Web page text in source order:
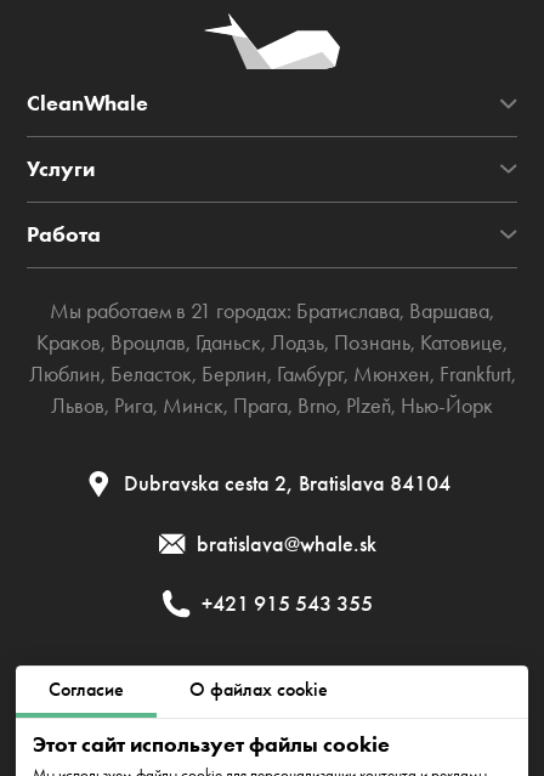
Согласие О файлах cookie
Этот сайт использует файлы cookie
CleanWhale
Услуги
Работа
Мы работаем в 21 городах: Братислава, Варшава,
Краков, Вроцлав, Гданьск, Лодзь, Познань, Катовице,
Люблин, Беласток, Берлин, Гамбург, Мюнхен, Frankfurt,
Львов, Рига, Минск, Прага, Brno, Plzeň, Нью-Йорк
Dubravska cesta 2, Bratislava 84104
bratislava@whale.sk
+421 915 543 355
Публичный договор Политика приватности
Политика использования файлов cookie